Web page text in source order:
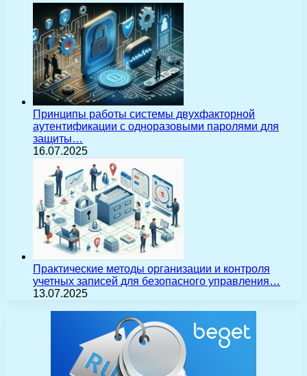
Принципы работы системы двухфакторной
аутентификации с одноразовыми паролями для
защиты…
16.07.2025
Практические методы организации и контроля
учетных записей для безопасного управления…
13.07.2025